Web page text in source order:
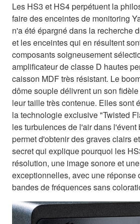
Les HS3 et HS4 perpétuent la
faire des enceintes de monitoring
n'a été épargné dans la recherche
et les enceintes qui en résultent
composants soigneusement
amplificateur de classe D hautes
caisson MDF très résistant. Le
dôme souple délivrent un son
leur taille très contenue. Elles sont
la technologie exclusive "Twisted
les turbulences de l'air dans l'évent
permet d'obtenir des graves clairs
secret qui explique pourquoi les
résolution, une image sonore et
exceptionnelles, avec une réponse
bandes de fréquences sans